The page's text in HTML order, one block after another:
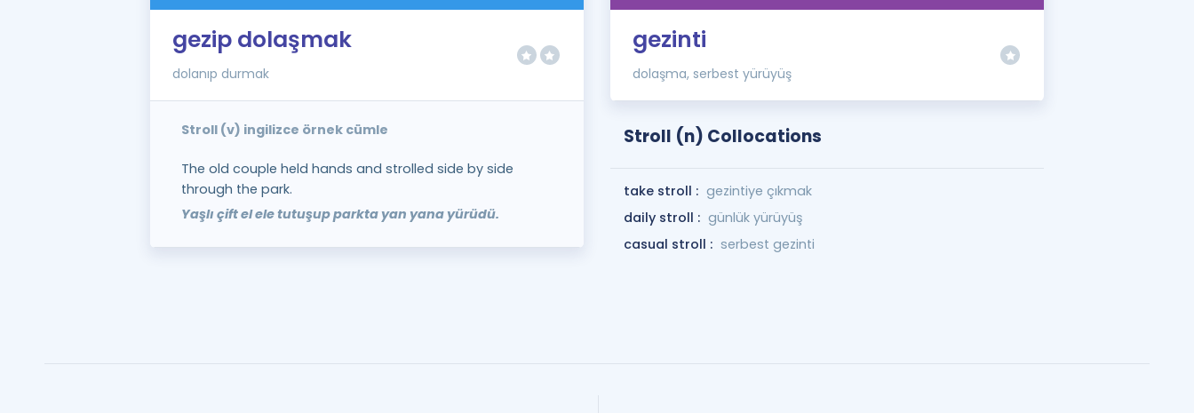
gezip dolaşmak
dolanıp durmak
Stroll (v) ingilizce örnek cümle
The old couple held hands and strolled side by side
through the park.
Yaşlı çift el ele tutuşup parkta yan yana yürüdü.
gezinti
dolaşma, serbest yürüyüş
Stroll (n) Collocations
take stroll : gezintiye çıkmak
daily stroll : günlük yürüyüş
casual stroll : serbest gezinti